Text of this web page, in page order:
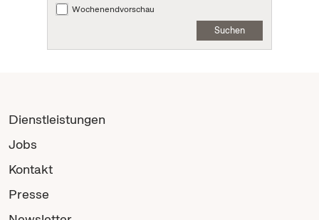
Wochenendvorschau
Suchen
Dienstleistungen
Jobs
Kontakt
Presse